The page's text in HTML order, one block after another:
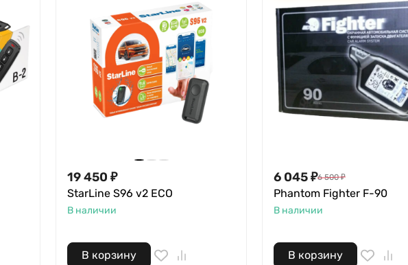
19 450 ₽
StarLine S96 v2 ECO
В наличии
В корзину
6 045₽6 500 ₽
Phantom Fighter F-90
В наличии
В корзину